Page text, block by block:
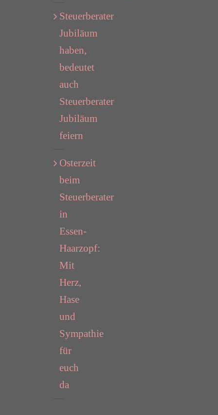
Steuerberater
Jubiläum
haben,
bedeutet
auch
Steuerberater
Jubiläum
feiern
Osterzeit
beim
Steuerberater
in
Essen-
Haarzopf:
Mit
Herz,
Hase
und
Sympathie
für
euch
da